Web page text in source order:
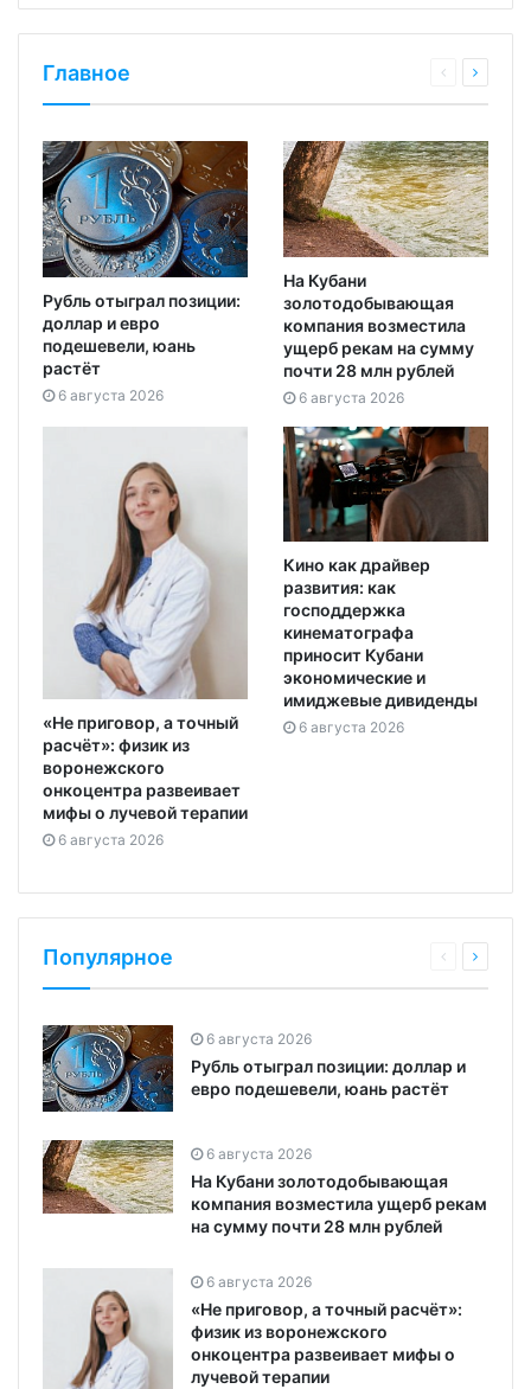
Главное
Рубль отыграл позиции:
доллар и евро
подешевели, юань
растёт
6 августа 2026
На Кубани
золотодобывающая
компания возместила
ущерб рекам на сумму
почти 28 млн рублей
6 августа 2026
«Не приговор, а точный
расчёт»: физик из
воронежского
онкоцентра развеивает
мифы о лучевой терапии
6 августа 2026
Кино как драйвер
развития: как
господдержка
кинематографа
приносит Кубани
экономические и
имиджевые дивиденды
6 августа 2026
Популярное
6 августа 2026
Рубль отыграл позиции: доллар и
евро подешевели, юань растёт
6 августа 2026
На Кубани золотодобывающая
компания возместила ущерб рекам
на сумму почти 28 млн рублей
6 августа 2026
«Не приговор, а точный расчёт»:
физик из воронежского
онкоцентра развеивает мифы о
лучевой терапии